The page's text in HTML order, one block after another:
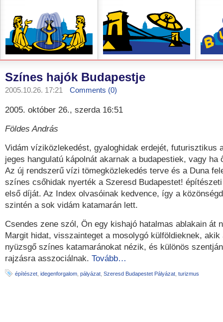
Színes hajók Budapestje
2005.10.26. 17:21 Comments (0)
2005. október 26., szerda 16:51
Földes András
Vidám víziközlekedést, gyaloghidak erdejét, futurisztikus
jeges hangulatú kápolnát akarnak a budapestiek, vagy ha
Az új rendszerű vízi tömegközlekedés terve és a Duna
színes csőhidak nyerték a Szeresd Budapestet!
első díját. Az Index olvasóinak kedvence, így a
szintén a sok vidám katamarán lett.
Csendes zene szól, Ön egy kishajó hatalmas ablakain át
Margit hidat, visszainteget a mosolygó külföldieknek, akik
nyüzsgő színes katamaránokat nézik, és különös
rajzásra asszociálnak. Tovább…
építészet idegenforgalom pályázat Szeresd Budapestet Pályázat turizmus